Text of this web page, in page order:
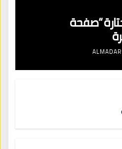
“صفحة
ALMADAR